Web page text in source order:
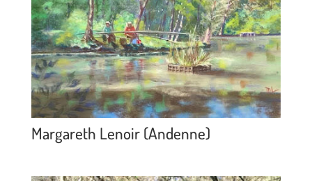
Margareth Lenoir (Andenne)